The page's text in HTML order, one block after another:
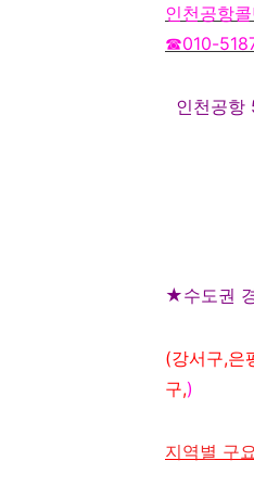
인천공항
☎010-
인천공항
★수도권
(강서구,은
구,)
지역별 구